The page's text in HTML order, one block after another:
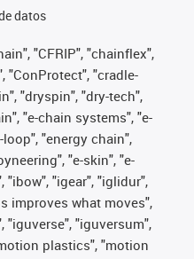
datos
"CFRIP", "chainflex",
"ConProtect", "cradle-
"dryspin", "dry-tech",
"e-chain systems", "e-
"energy chain",
"e-skin", "e-
"ibow", "igear", "iglidur",
improves what moves",
"iguverse", "iguversum",
plastics", "motion